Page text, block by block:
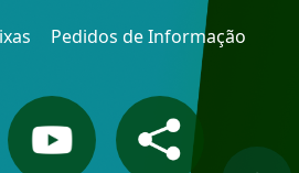
Pedidos de Informação